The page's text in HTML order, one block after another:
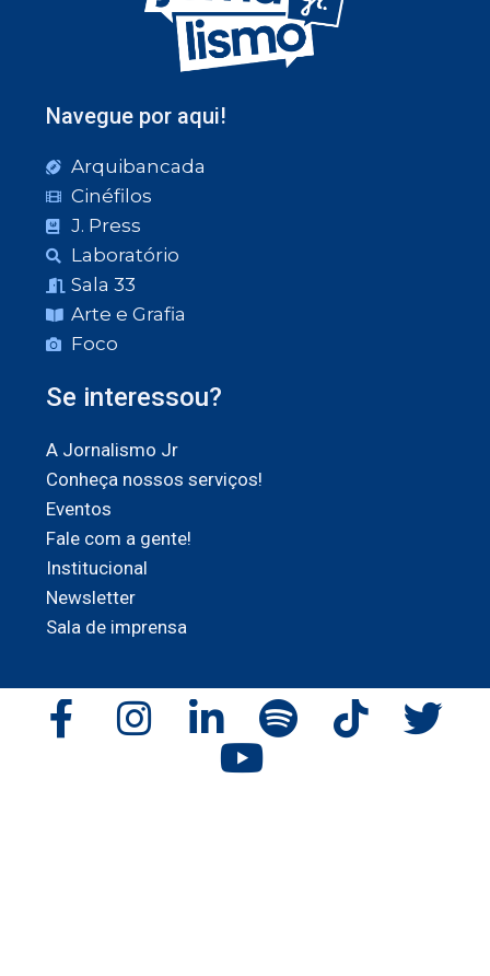
Navegue por aqui!
Arquibancada
Cinéfilos
J. Press
Laboratório
Sala 33
Arte e Grafia
Foco
Se interessou?
A Jornalismo Jr
Conheça nossos serviços!
Eventos
Fale com a gente!
Institucional
Newsletter
Sala de imprensa